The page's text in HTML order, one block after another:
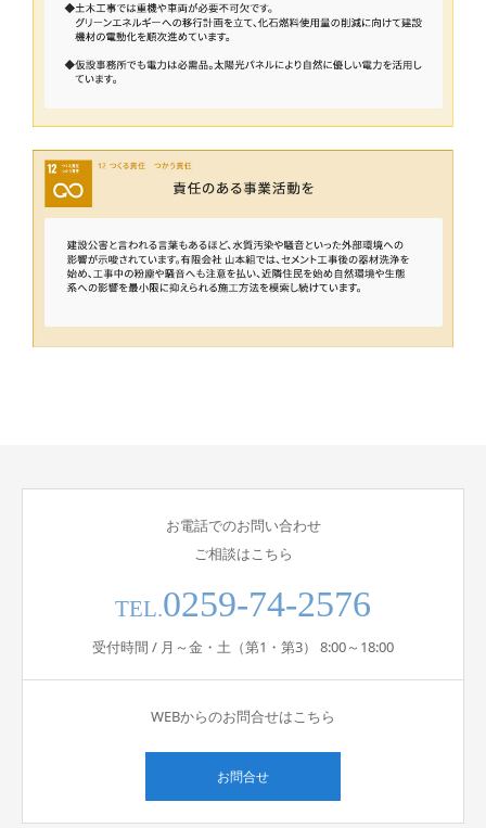
お電話でのお問い合わせ
ご相談はこちら
TEL.0259-74-2576
受付時間 / 月～金・土（第1・第3） 8:00～18:00
WEBからのお問合せはこちら
お問合せ